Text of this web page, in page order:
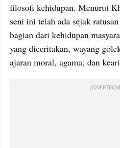
filosofi kehidupan. Menurut
seni ini telah ada sejak
bagian dari kehidupan
yang diceritakan, wayang
ajaran moral, agama, dan